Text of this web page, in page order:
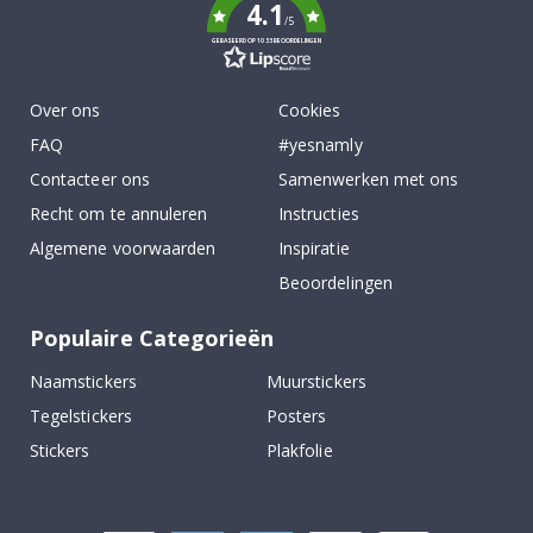
4.1/5
GEBASEERD OP 1033 BEOORDELINGEN
Over ons
FAQ
Contacteer ons
Recht om te annuleren
Algemene voorwaarden
Cookies
#yesnamly
Samenwerken met ons
Instructies
Inspiratie
Beoordelingen
Populaire Categorieën
Naamstickers
Muurstickers
Tegelstickers
Posters
Stickers
Plakfolie